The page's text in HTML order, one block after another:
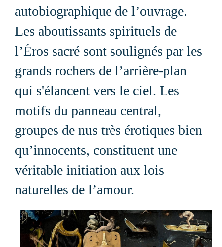
autobiographique de l’ouvrage.
Les aboutissants spirituels de
l’Éros sacré sont soulignés par les
grands rochers de l’arrière-plan
qui s'élancent vers le ciel. Les
motifs du panneau central,
groupes de nus très érotiques bien
qu’innocents, constituent une
véritable initiation aux lois
naturelles de l’amour.